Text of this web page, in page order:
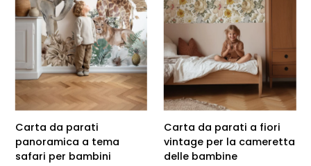
Carta da parati
panoramica a tema
safari per bambini
Carta da parati a fiori
vintage per la cameretta
delle bambine